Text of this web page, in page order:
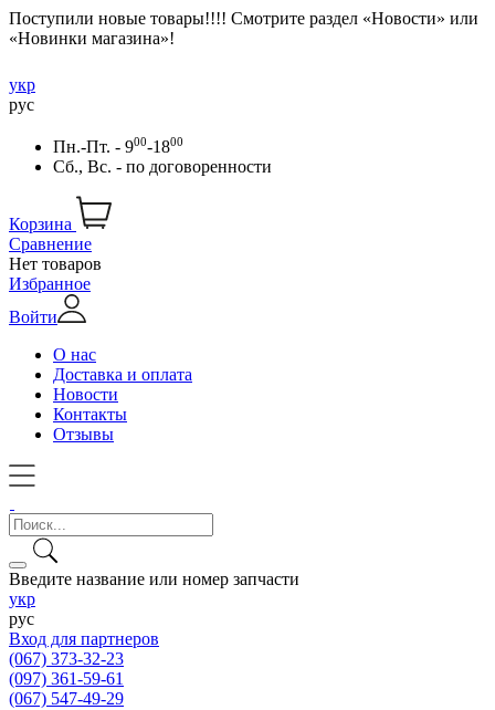
Поступили новые товары!!!! Смотрите раздел «Новости» или
«Новинки магазина»!
укр
рус
Пн.-Пт. - 900-1800
Сб., Вс. - по договоренности
Корзина
Сравнение
Нет товаров
Избранное
Войти
О нас
Доставка и оплата
Новости
Контакты
Отзывы
Введите название или номер запчасти
укр
рус
Вход для партнеров
(067) 373-32-23
(097) 361-59-61
(067) 547-49-29